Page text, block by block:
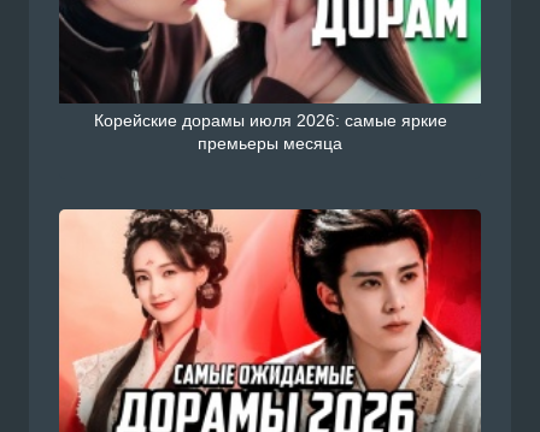
Корейские дорамы июля 2026: самые яркие
премьеры месяца